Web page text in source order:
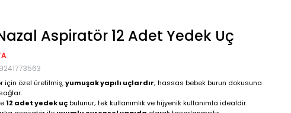
Aspiratör 12 Adet Yedek Uç
için özel üretilmiş,yumuşak yapılı uçlardır; hassas bebek burun dokusuna
12 adet yedek uçbulunur; tek kullanımlık ve hijyenik kullanımla idealdir.